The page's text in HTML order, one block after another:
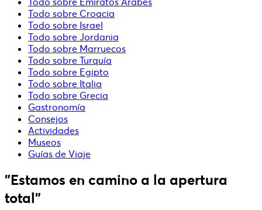
Todo sobre Croacia
Todo sobre Israel
Todo sobre Jordania
Todo sobre Marruecos
Todo sobre Turquía
Todo sobre Egipto
Todo sobre Italia
Todo sobre Grecia
Gastronomía
Consejos
Actividades
Museos
Guías de Viaje
"Estamos en camino a la apertura
total"